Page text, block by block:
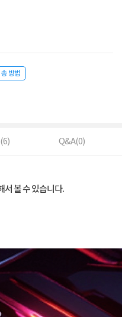
방법
6) Q&A(0)
서 볼 수 있습니다.